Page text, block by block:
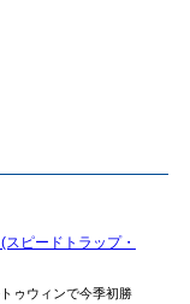
ピードトラップ・
ゥウィンで今季初勝